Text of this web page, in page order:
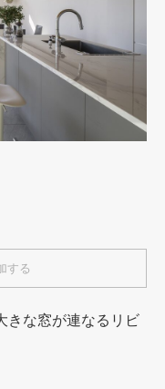
する
きな窓が連なるリビ